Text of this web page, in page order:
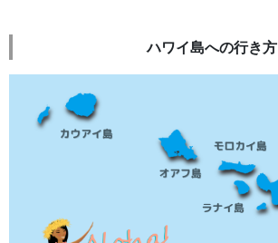
ハワイ島への行き方